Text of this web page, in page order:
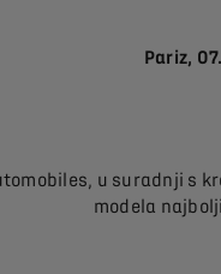
Pariz,
u suradnji
modela